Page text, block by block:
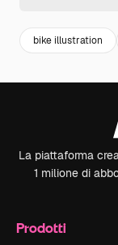
bike illustration
La piattaforma
1 milione di
Prodotti